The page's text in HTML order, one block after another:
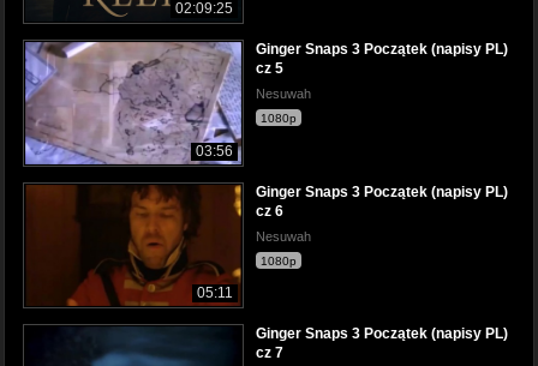
02:09:25
03:56
Ginger Snaps 3 Początek (napisy PL)
cz 5
Nesuwah
1080p
05:11
Ginger Snaps 3 Początek (napisy PL)
cz 6
Nesuwah
1080p
Ginger Snaps 3 Początek (napisy PL)
cz 7